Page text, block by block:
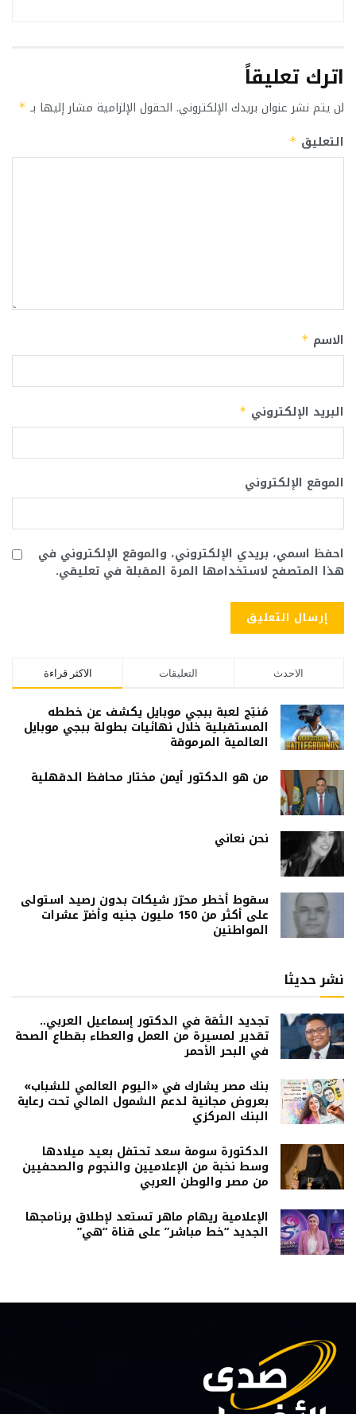
اترك تعليقاً
لن يتم نشر عنوان بريدك الإلكتروني. الحقول الإلزامية مشار إليها بـ *
التعليق *
الاسم *
البريد الإلكتروني *
الموقع الإلكتروني
احفظ اسمي، بريدي الإلكتروني، والموقع الإلكتروني في
هذا المتصفح لاستخدامها المرة المقبلة في تعليقي.
الاكثر قراءة التعليقات الاحدث
مُنتِج لعبة ببجي موبايل يكشف عن خططه
المستقبلية خلال نهائيات بطولة ببجي موبايل
العالمية المرموقة
من هو الدكتور أيمن مختار محافظ الدقهلية
نحن نعاني
سقوط أخطر محرّر شيكات بدون رصيد استولى
على أكثر من 150 مليون جنيه وأضرّ عشرات
المواطنين
نشر حديثا
تجديد الثقة في الدكتور إسماعيل العربي..
تقدير لمسيرة من العمل والعطاء بقطاع الصحة
في البحر الأحمر
بنك مصر يشارك في «اليوم العالمي للشباب»
بعروض مجانية لدعم الشمول المالي تحت رعاية
البنك المركزي
الدكتورة سومة سعد تحتفل بعيد ميلادها
وسط نخبة من الإعلاميين والنجوم والصحفيين
من مصر والوطن العربي
الإعلامية ريهام ماهر تستعد لإطلاق برنامجها
الجديد “خط مباشر” على قناة “هي”